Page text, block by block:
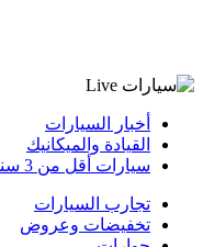
أخبار السيارات
القيادة والميكانيك
سيارات أقل من 3 سنوات
تجارب السيارات
تخفيضات وعروض